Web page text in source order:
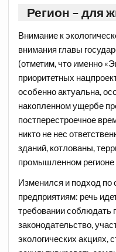
Регион – для
Внимание к
внимания главы
(отметим, что именно
приоритетных
особенно актуальна,
накопленном ущербе
постперестроечное
никто не нес
зданий, котлованы,
промышленном регионе
Изменился и подход
предприятиям: речь
требовании соблюдать
законодательство,
экологических акциях,